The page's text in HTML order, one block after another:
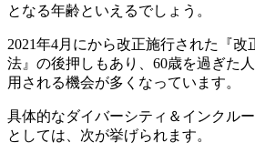
となる年齢といえるでしょう。
2021年4月にから改正施行された『改
法』の後押しもあり、60歳を過ぎた
用される機会が多くなっています。
具体的なダイバーシティ＆インクル
としては、次が挙げられます。